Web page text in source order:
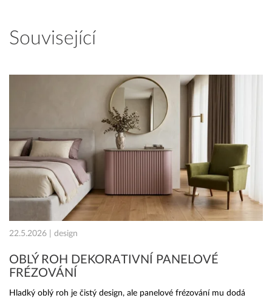
Související
22.5.2026 | design
OBLÝ ROH DEKORATIVNÍ PANELOVÉ
FRÉZOVÁNÍ
Hladký oblý roh je čistý design, ale panelové frézování mu dodá